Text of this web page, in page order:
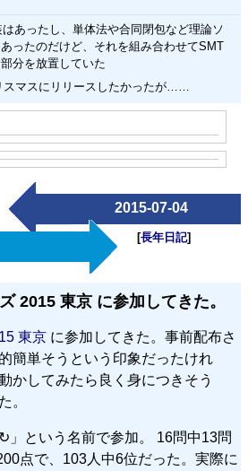
あったし、単体法や合同閉包など理論ソ
ったのだけど、それを組み合わせてSMT
分を放置していた
マスにリリースしたかったが……
2015-07-04
[長年日記]
2015 東京 に参加してきた。
東京 に参加してきた。事前配布さ
簡単そうという印象だったけれ
かしてみたら良く身につきそう
。
」という名前で参加。 16問中13問
点で、103人中6位だった。実際に